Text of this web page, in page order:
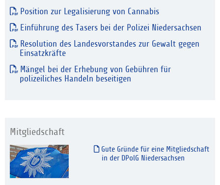
Position zur Legalisierung von Cannabis
Einführung des Tasers bei der Polizei Niedersachsen
Resolution des Landesvorstandes zur Gewalt gegen
Einsatzkräfte
Mängel bei der Erhebung von Gebühren für
polizeiliches Handeln beseitigen
Mitgliedschaft
Gute Gründe für eine Mitgliedschaft
in der DPolG Niedersachsen